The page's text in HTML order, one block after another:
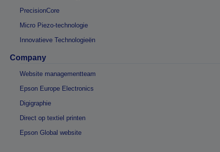
PrecisionCore
Micro Piezo-technologie
Innovatieve Technologieën
Company
Website managementteam
Epson Europe Electronics
Digigraphie
Direct op textiel printen
Epson Global website